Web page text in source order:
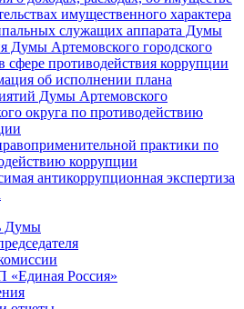
имущественного характера
служащих аппарата Думы
Думы Артемовского городского
сфере противодействия коррупции
об исполнении плана
Думы Артемовского
округа по противодействию
практики по
коррупции
антикоррупционная экспертиза
Думы
Россия»